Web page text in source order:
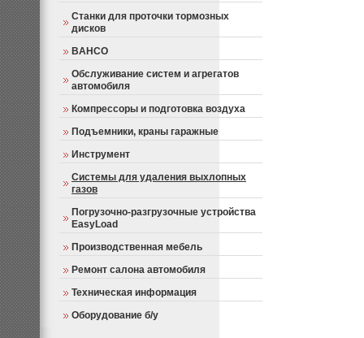
Станки для проточки тормозных
дисков
BAHCO
Обслуживание систем и агрегатов
автомобиля
Компрессоры и подготовка воздуха
Подъемники, краны гаражные
Инструмент
Системы для удаления выхлопных
газов
Погрузочно-разгрузочные устройства
EasyLoad
Производственная мебель
Ремонт салона автомобиля
Техническая информация
Оборудование б/у